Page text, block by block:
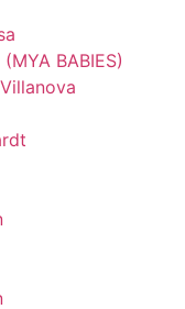
BABIES)